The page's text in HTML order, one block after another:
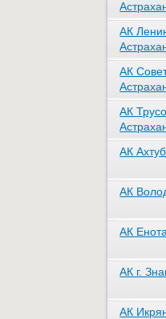
АК
АК
АК
АК
АК
АК
АК г.
АК